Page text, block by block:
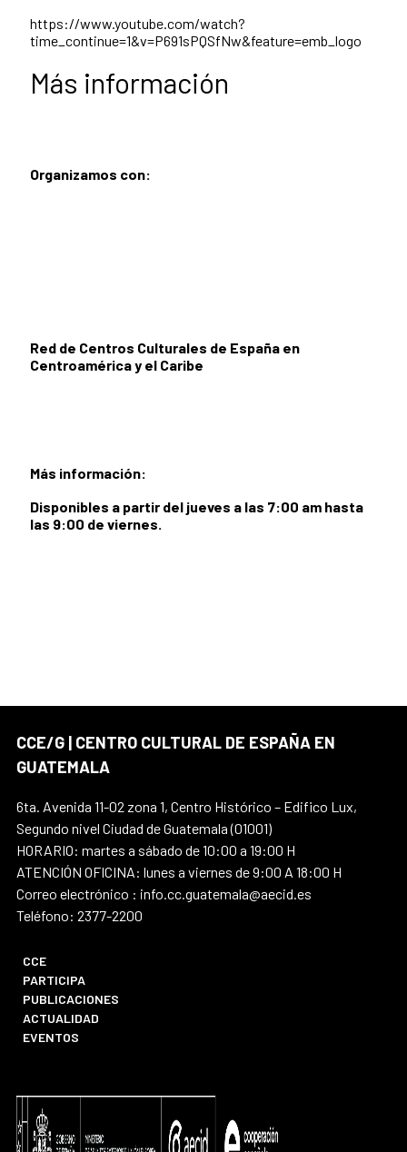
https://www.youtube.com/watch?
time_continue=1&v=P691sPQSfNw&feature=emb_logo
Más información
Organizamos con:
Red de Centros Culturales de España en
Centroamérica y el Caribe
Más información:
Disponibles a partir del jueves a las 7:00 am hasta
las 9:00 de viernes.
CCE/G | CENTRO CULTURAL DE ESPAÑA EN
GUATEMALA
6ta. Avenida 11-02 zona 1, Centro Histórico – Edifico Lux,
Segundo nivel Ciudad de Guatemala (01001)
HORARIO: martes a sábado de 10:00 a 19:00 H
ATENCIÓN OFICINA: lunes a viernes de 9:00 A 18:00 H
Correo electrónico : info.cc.guatemala@aecid.es
Teléfono: 2377-2200
CCE
PARTICIPA
PUBLICACIONES
ACTUALIDAD
EVENTOS